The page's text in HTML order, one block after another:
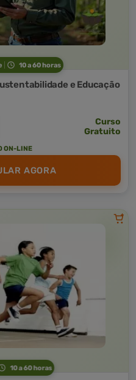
10 a 60 horas
e Educação
Curso
Gratuito
ON-LINE
AGORA
10 a 60 horas